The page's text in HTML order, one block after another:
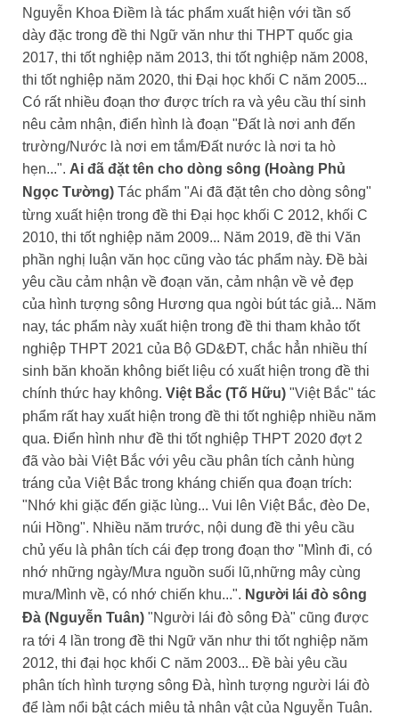
Nguyễn Khoa Điềm là tác phẩm xuất hiện với tần số
dày đặc trong đề thi Ngữ văn như thi THPT quốc gia
2017, thi tốt nghiệp năm 2013, thi tốt nghiệp năm 2008,
thi tốt nghiệp năm 2020, thi Đại học khối C năm 2005...
Có rất nhiều đoạn thơ được trích ra và yêu cầu thí sinh
nêu cảm nhận, điển hình là đoạn "Đất là nơi anh đến
trường/Nước là nơi em tắm/Đất nước là nơi ta hò
hẹn...". Ai đã đặt tên cho dòng sông (Hoàng Phủ
Ngọc Tường) Tác phẩm "Ai đã đặt tên cho dòng sông"
từng xuất hiện trong đề thi Đại học khối C 2012, khối C
2010, thi tốt nghiệp năm 2009... Năm 2019, đề thi Văn
phần nghị luận văn học cũng vào tác phẩm này. Đề bài
yêu cầu cảm nhận về đoạn văn, cảm nhận về vẻ đẹp
của hình tượng sông Hương qua ngòi bút tác giả... Năm
nay, tác phẩm này xuất hiện trong đề thi tham khảo tốt
nghiệp THPT 2021 của Bộ GD&ĐT, chắc hẳn nhiều thí
sinh băn khoăn không biết liệu có xuất hiện trong đề thi
chính thức hay không. Việt Bắc (Tố Hữu) "Việt Bắc" tác
phẩm rất hay xuất hiện trong đề thi tốt nghiệp nhiều năm
qua. Điển hình như đề thi tốt nghiệp THPT 2020 đợt 2
đã vào bài Việt Bắc với yêu cầu phân tích cảnh hùng
tráng của Việt Bắc trong kháng chiến qua đoạn trích:
"Nhớ khi giặc đến giặc lùng... Vui lên Việt Bắc, đèo De,
núi Hồng". Nhiều năm trước, nội dung đề thi yêu cầu
chủ yếu là phân tích cái đẹp trong đoạn thơ "Mình đi, có
nhớ những ngày/Mưa nguồn suối lũ,những mây cùng
mưa/Mình về, có nhớ chiến khu...". Người lái đò sông
Đà (Nguyễn Tuân) "Người lái đò sông Đà" cũng được
ra tới 4 lần trong đề thi Ngữ văn như thi tốt nghiệp năm
2012, thi đại học khối C năm 2003... Đề bài yêu cầu
phân tích hình tượng sông Đà, hình tượng người lái đò
để làm nổi bật cách miêu tả nhân vật của Nguyễn Tuân.